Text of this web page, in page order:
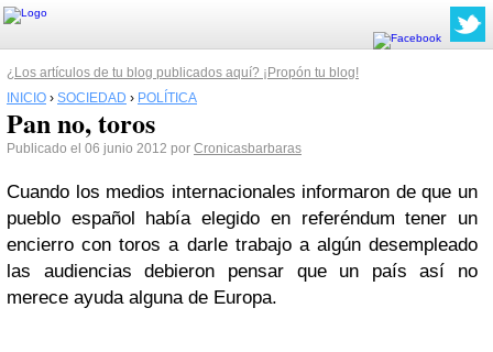
¿Los artículos de tu blog publicados aquí? ¡Propón tu blog!
INICIO › SOCIEDAD › POLÍTICA
Pan no, toros
Publicado el 06 junio 2012 por Cronicasbarbaras
Cuando los medios internacionales informaron de que un
pueblo español había elegido en referéndum tener un
encierro con toros a darle trabajo a algún desempleado
las audiencias debieron pensar que un país así no
merece ayuda alguna de Europa.